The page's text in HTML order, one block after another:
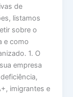
de
listamos
sobre o
e como
1. O
empresa
imigrantes e